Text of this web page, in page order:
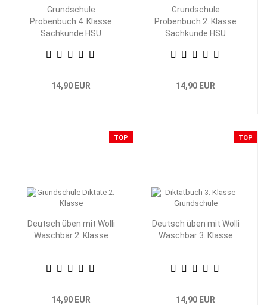
Grundschule
Probenbuch 4. Klasse
Sachkunde HSU
14,90 EUR
Grundschule
Probenbuch 2. Klasse
Sachkunde HSU
14,90 EUR
TOP
Deutsch üben mit Wolli
Waschbär 2. Klasse
14,90 EUR
TOP
Deutsch üben mit Wolli
Waschbär 3. Klasse
14,90 EUR